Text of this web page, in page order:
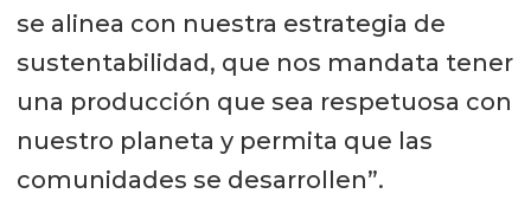
se alinea con nuestra estrategia de
sustentabilidad, que nos mandata tener
una producción que sea respetuosa con
nuestro planeta y permita que las
comunidades se desarrollen”.